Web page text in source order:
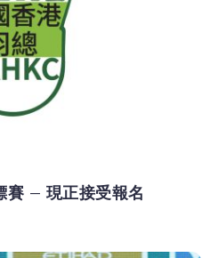
賽 – 現正接受報名